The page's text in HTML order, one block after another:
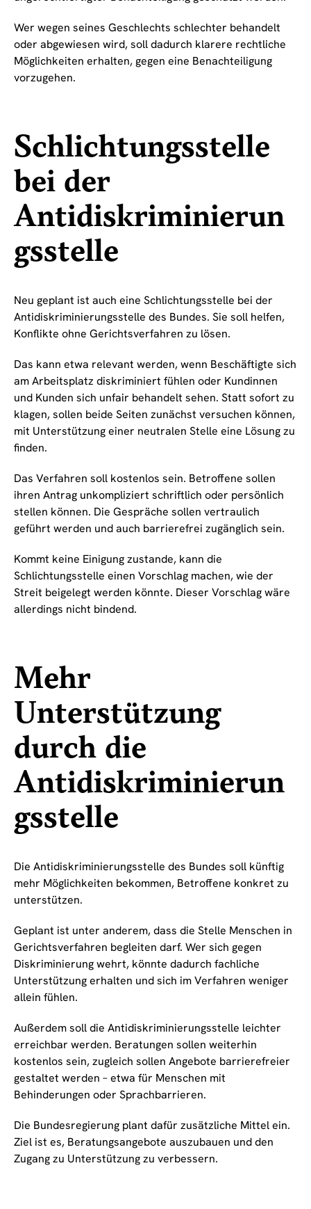
Wer wegen seines Geschlechts schlechter behandelt
oder abgewiesen wird, soll dadurch klarere rechtliche
Möglichkeiten erhalten, gegen eine Benachteiligung
vorzugehen.
Schlichtungsstelle
bei der
Antidiskriminierun
gsstelle
Neu geplant ist auch eine Schlichtungsstelle bei der
Antidiskriminierungsstelle des Bundes. Sie soll helfen,
Konflikte ohne Gerichtsverfahren zu lösen.
Das kann etwa relevant werden, wenn Beschäftigte sich
am Arbeitsplatz diskriminiert fühlen oder Kundinnen
und Kunden sich unfair behandelt sehen. Statt sofort zu
klagen, sollen beide Seiten zunächst versuchen können,
mit Unterstützung einer neutralen Stelle eine Lösung zu
finden.
Das Verfahren soll kostenlos sein. Betroffene sollen
ihren Antrag unkompliziert schriftlich oder persönlich
stellen können. Die Gespräche sollen vertraulich
geführt werden und auch barrierefrei zugänglich sein.
Kommt keine Einigung zustande, kann die
Schlichtungsstelle einen Vorschlag machen, wie der
Streit beigelegt werden könnte. Dieser Vorschlag wäre
allerdings nicht bindend.
Mehr
Unterstützung
durch die
Antidiskriminierun
gsstelle
Die Antidiskriminierungsstelle des Bundes soll künftig
mehr Möglichkeiten bekommen, Betroffene konkret zu
unterstützen.
Geplant ist unter anderem, dass die Stelle Menschen in
Gerichtsverfahren begleiten darf. Wer sich gegen
Diskriminierung wehrt, könnte dadurch fachliche
Unterstützung erhalten und sich im Verfahren weniger
allein fühlen.
Außerdem soll die Antidiskriminierungsstelle leichter
erreichbar werden. Beratungen sollen weiterhin
kostenlos sein, zugleich sollen Angebote barrierefreier
gestaltet werden – etwa für Menschen mit
Behinderungen oder Sprachbarrieren.
Die Bundesregierung plant dafür zusätzliche Mittel ein.
Ziel ist es, Beratungsangebote auszubauen und den
Zugang zu Unterstützung zu verbessern.